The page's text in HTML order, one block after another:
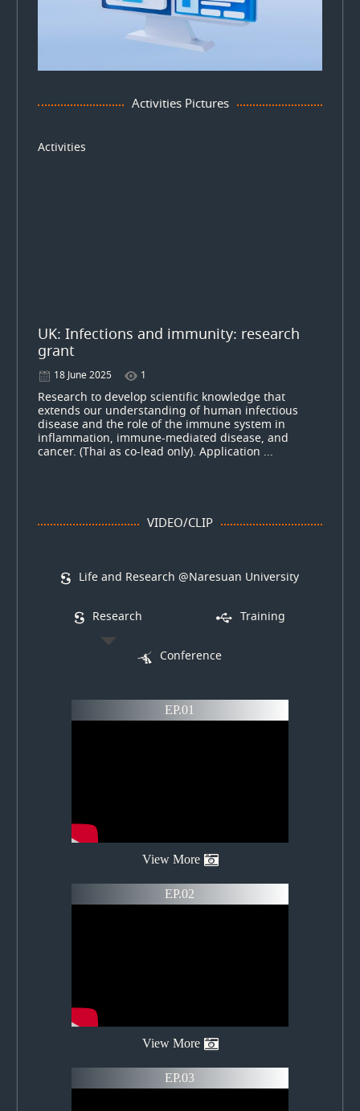
Activities Pictures
Activities
UK: Infections and immunity: research
grant
18 June 2025 1
Research to develop scientific knowledge that
extends our understanding of human infectious
disease and the role of the immune system in
inflammation, immune-mediated disease, and
cancer. (Thai as co-lead only). Application ...
VIDEO/CLIP
Life and Research @Naresuan University
Research Training
Conference
EP.01
View More
EP.02
View More
EP.03